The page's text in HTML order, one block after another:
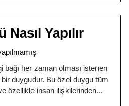
Yapılır
bağı her zaman olması istenen
duygudur. Bu özel duygu tüm
özellikle insan ilişkilerinden